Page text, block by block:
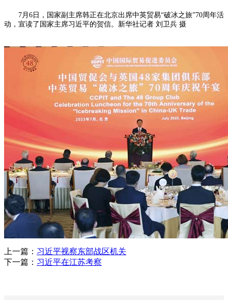
7月6日，国家副主席韩正在北京出席中英贸易“破冰之旅”70周年活
动，宣读了国家主席习近平的贺信。新华社记者 刘卫兵 摄
上一篇： 习近平视察东部战区机关
下一篇： 习近平在江苏考察